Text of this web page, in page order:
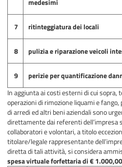
medesimi
7 ritinteggiatura dei locali
8 pulizia e riparazione veicoli
9
perizie per quantificazione
In aggiunta ai costi esterni di cui sopra,
operazioni di rimozione liquami e
di arredi ed altri beni aziendali sono
direttamente dai referenti dell’impresa
collaboratori e volontari, a titolo
titolare/legale rappresentante
diretta di tali attività, si considera
spesa virtuale forfettaria di €